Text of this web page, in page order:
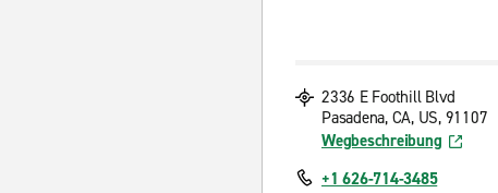
2336 E Foothill Blvd
Pasadena, CA, US, 91107
Wegbeschreibung
+1 626-714-3485